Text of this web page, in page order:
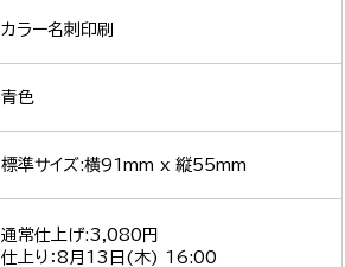
カラー名刺印刷
青色
標準サイズ:横91mm x 縦55mm
通常仕上げ:3,080円
仕上り：8月13日(木) 16:00